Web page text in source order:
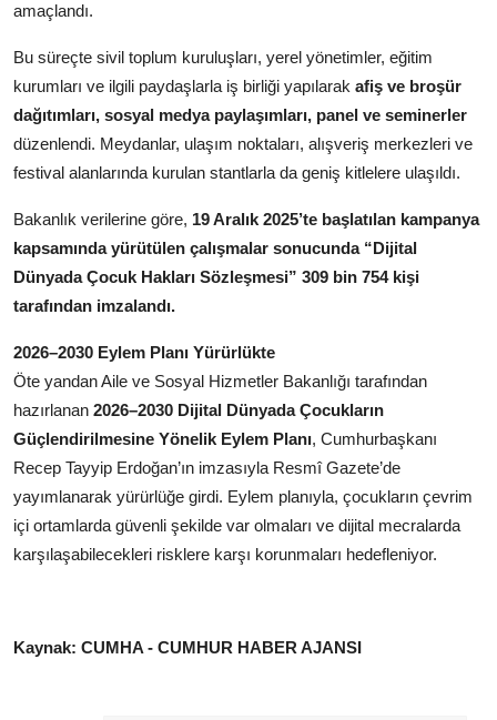
amaçlandı.
Bu süreçte sivil toplum kuruluşları, yerel yönetimler, eğitim
kurumları ve ilgili paydaşlarla iş birliği yapılarak afiş ve broşür
dağıtımları, sosyal medya paylaşımları, panel ve seminerler
düzenlendi. Meydanlar, ulaşım noktaları, alışveriş merkezleri ve
festival alanlarında kurulan stantlarla da geniş kitlelere ulaşıldı.
Bakanlık verilerine göre, 19 Aralık 2025’te başlatılan kampanya
kapsamında yürütülen çalışmalar sonucunda “Dijital
Dünyada Çocuk Hakları Sözleşmesi” 309 bin 754 kişi
tarafından imzalandı.
2026–2030 Eylem Planı Yürürlükte
Öte yandan Aile ve Sosyal Hizmetler Bakanlığı tarafından
hazırlanan 2026–2030 Dijital Dünyada Çocukların
Güçlendirilmesine Yönelik Eylem Planı, Cumhurbaşkanı
Recep Tayyip Erdoğan’ın imzasıyla Resmî Gazete’de
yayımlanarak yürürlüğe girdi. Eylem planıyla, çocukların çevrim
içi ortamlarda güvenli şekilde var olmaları ve dijital mecralarda
karşılaşabilecekleri risklere karşı korunmaları hedefleniyor.
Kaynak: CUMHA - CUMHUR HABER AJANSI